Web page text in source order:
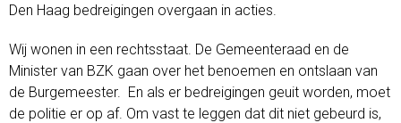
Den Haag bedreigingen overgaan in acties.
Wij wonen in een rechtsstaat. De Gemeenteraad en de
Minister van BZK gaan over het benoemen en ontslaan van
de Burgemeester. En als er bedreigingen geuit worden, moet
de politie er op af. Om vast te leggen dat dit niet gebeurd is,